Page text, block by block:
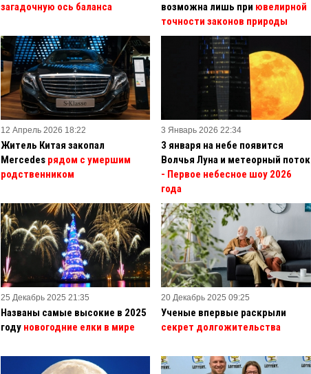
загадочную ось баланса
возможна лишь при ювелирной
точности законов природы
12 Апрель 2026 18:22
Житель Китая закопал
Mercedesрядом с умершим
родственником
3 Январь 2026 22:34
3 января на небе появится
Волчья Луна и метеорный поток
- Первое небесное шоу 2026
года
25 Декабрь 2025 21:35
Названы самые высокие в 2025
годуновогодние елки в мире
20 Декабрь 2025 09:25
Ученые впервые раскрыли
секрет долгожительства